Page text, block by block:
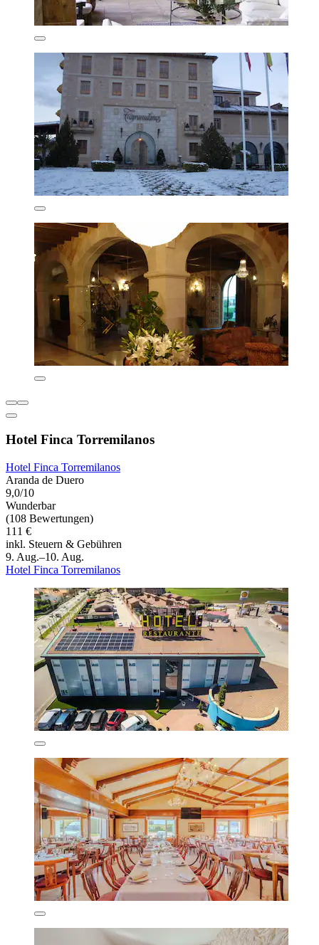
Hotel Finca Torremilanos
Hotel Finca Torremilanos
Aranda de Duero
9,0/10
Wunderbar
(108 Bewertungen)
111 €
inkl. Steuern & Gebühren
9. Aug.–10. Aug.
Hotel Finca Torremilanos